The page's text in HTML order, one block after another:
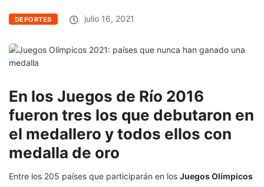
DEPORTES julio 16, 2021
En los Juegos de Río 2016
fueron tres los que debutaron en
el medallero y todos ellos con
medalla de oro
Entre los 205 países que participarán en los Juegos Olímpicos